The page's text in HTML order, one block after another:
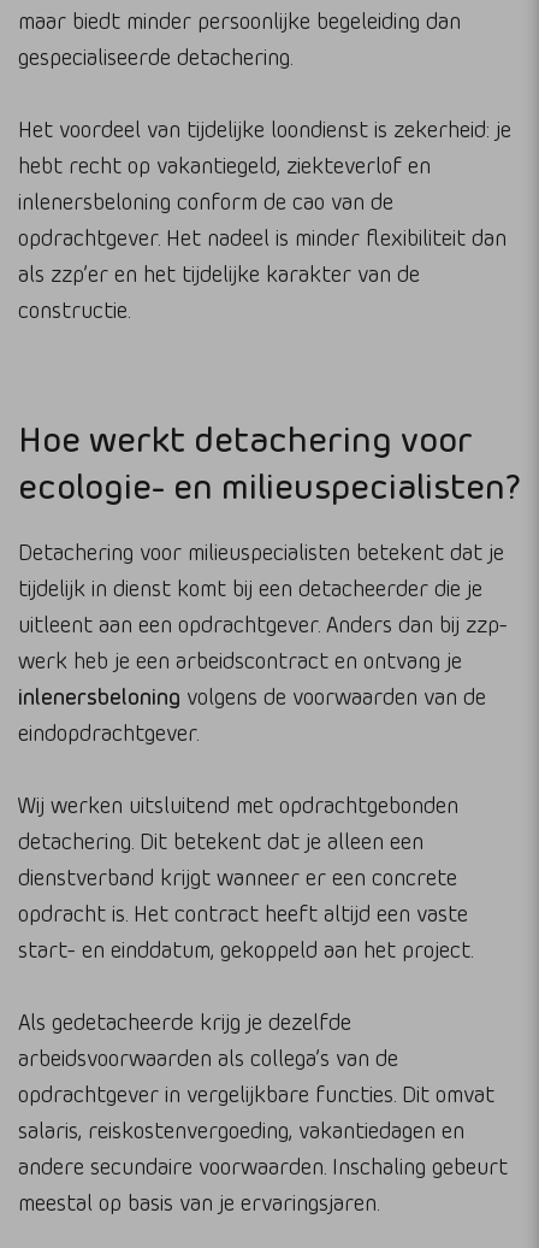
maar biedt minder persoonlijke begeleiding dan
gespecialiseerde detachering.
Het voordeel van tijdelijke loondienst is zekerheid: je
hebt recht op vakantiegeld, ziekteverlof en
inlenersbeloning conform de cao van de
opdrachtgever. Het nadeel is minder flexibiliteit dan
als zzp’er en het tijdelijke karakter van de
constructie.
Hoe werkt detachering voor
ecologie- en milieuspecialisten?
Detachering voor milieuspecialisten betekent dat je
tijdelijk in dienst komt bij een detacheerder die je
uitleent aan een opdrachtgever. Anders dan bij zzp-
werk heb je een arbeidscontract en ontvang je
inlenersbeloning volgens de voorwaarden van de
eindopdrachtgever.
Wij werken uitsluitend met opdrachtgebonden
detachering. Dit betekent dat je alleen een
dienstverband krijgt wanneer er een concrete
opdracht is. Het contract heeft altijd een vaste
start- en einddatum, gekoppeld aan het project.
Als gedetacheerde krijg je dezelfde
arbeidsvoorwaarden als collega’s van de
opdrachtgever in vergelijkbare functies. Dit omvat
salaris, reiskostenvergoeding, vakantiedagen en
andere secundaire voorwaarden. Inschaling gebeurt
meestal op basis van je ervaringsjaren.